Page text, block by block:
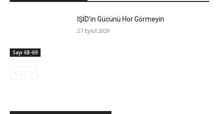
Sayı 68-69
IŞİD’in Gücünü Hor Görmeyin
27 Eylül 2020